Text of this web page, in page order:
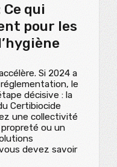
qui
pour les
Si 2024 a
le
décisive : la
Certibiocide
une collectivité
ou un
devez savoir